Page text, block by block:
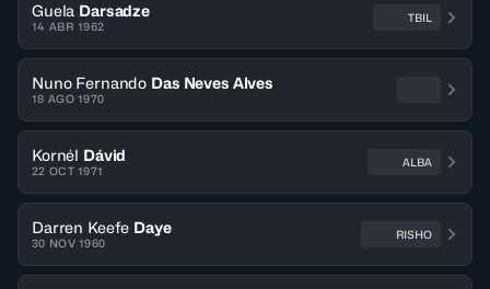
Guela Darsadze
14 ABR 1962
TBIL
Nuno Fernando Das Neves Alves
18 AGO 1970
Kornél Dávid
22 OCT 1971
ALBA
Darren Keefe Daye
30 NOV 1960
RISHO